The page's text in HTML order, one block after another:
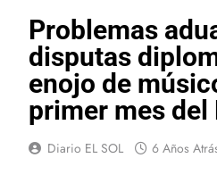
Problemas
disputas
enojo de
primer mes del
Diario EL SOL 6 Años